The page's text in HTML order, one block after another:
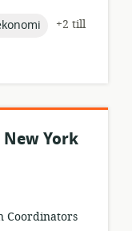
+2 till
York
Coordinators